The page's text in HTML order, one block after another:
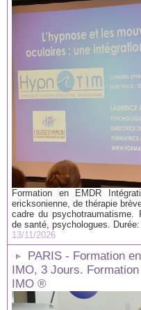
Formation en EMDR
ericksonienne, de thérapie
cadre du psychotraumatisme.
de santé, psychologues.
13/11/2026
PARIS - Formation
IMO, 3 Jours.
IMO ®